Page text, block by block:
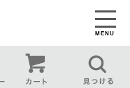
MENU